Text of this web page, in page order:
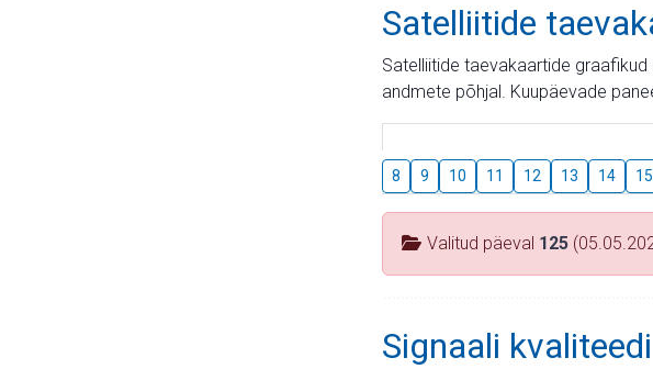
Satelliitide
Satelliitide taevakaartide
andmete põhjal. Kuupäevade
8 9 10 11 12 13 14 15
Valitud päeval 125
Signaali